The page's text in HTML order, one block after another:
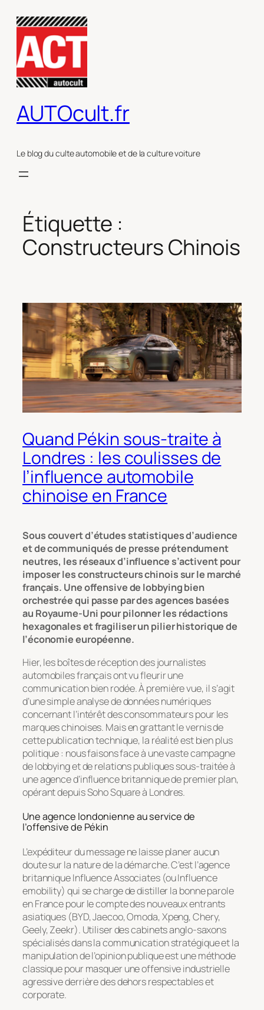
contenu
AUTOcult.fr
Le blog du culte automobile et de la culture voiture
Étiquette :
Constructeurs Chinois
Quand Pékin sous-traite à
Londres : les coulisses de
l’influence automobile
chinoise en France
Sous couvert d’études statistiques d’audience
et de communiqués de presse prétendument
neutres, les réseaux d’influence s’activent pour
imposer les constructeurs chinois sur le marché
français. Une offensive de lobbying bien
orchestrée qui passe par des agences basées
au Royaume-Uni pour pilonner les rédactions
hexagonales et fragiliser un pilier historique de
l’économie européenne.
Hier, les boîtes de réception des journalistes
automobiles français ont vu fleurir une
communication bien rodée. À première vue, il s’agit
d’une simple analyse de données numériques
concernant l’intérêt des consommateurs pour les
marques chinoises. Mais en grattant le vernis de
cette publication technique, la réalité est bien plus
politique : nous faisons face à une vaste campagne
de lobbying et de relations publiques sous-traitée à
une agence d’influence britannique de premier plan,
opérant depuis Soho Square à Londres.
Une agence londonienne au service de
l’offensive de Pékin
L’expéditeur du message ne laisse planer aucun
doute sur la nature de la démarche. C’est l’agence
britanniqueInfluence Associates(ouInfluence
emobility) qui se charge de distiller la bonne parole
en France pour le compte des nouveaux entrants
asiatiques (BYD, Jaecoo, Omoda, Xpeng, Chery,
Geely, Zeekr). Utiliser des cabinets anglo-saxons
spécialisés dans la communication stratégique et la
manipulation de l’opinion publique est une méthode
classique pour masquer une offensive industrielle
agressive derrière des dehors respectables et
corporate.